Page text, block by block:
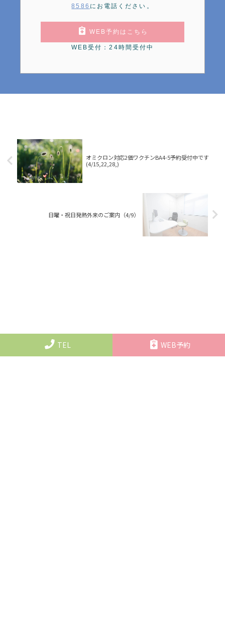
8586 にお電話ください。
WEB予約はこちら
WEB受付：24時間受付中
オミクロン対応2価ワクチンBA4-5予約受付中です
(4/15,22,28,)
日曜・祝日発熱外来のご案内（4/9）
TEL WEB予約